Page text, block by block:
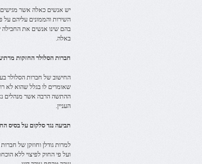
יש אנשים כאלה אשר מגישים
השירות והממונים עליהם על
בהם שינו אנשים את
באלה.
חברות הסלולר החזקות
החישוב של חברות הסלולר
שאומרים לו בגלל שהוא לא
ההתשה הרבה אשר מנהלים
העניין.
תביעה נגד סלקום על בסיס
למרות גודלן וחוזקן של
ועל פי החוק לפיצוי ללא